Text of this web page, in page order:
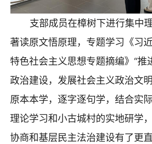
支部成员在樟树下进行集中
著读原文悟原理，专题学习《习
特色社会主义思想专题摘编》“推
政治建设，发展社会主义政治文
原本本学，逐字逐句学，结合实
理论学习和小古城村的实地研学
协商和基层民主法治建设有了更